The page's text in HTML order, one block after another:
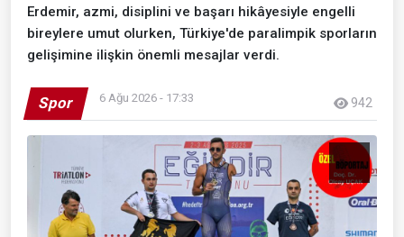
Erdemir, azmi, disiplini ve başarı hikâyesiyle engelli
bireylere umut olurken, Türkiye'de paralimpik sporların
gelişimine ilişkin önemli mesajlar verdi.
Spor 6 Ağu 2026 - 17:33 942